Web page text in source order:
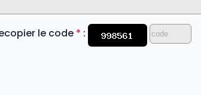
le code * :